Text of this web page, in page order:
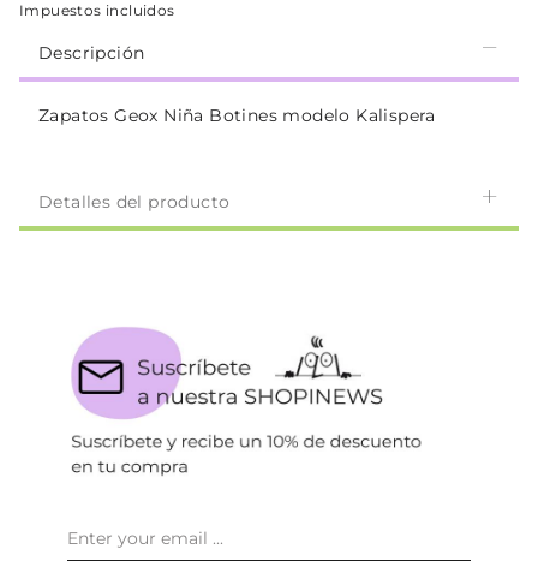
Impuestos incluidos
Descripción
Zapatos Geox Niña Botines modelo Kalispera
Detalles del producto